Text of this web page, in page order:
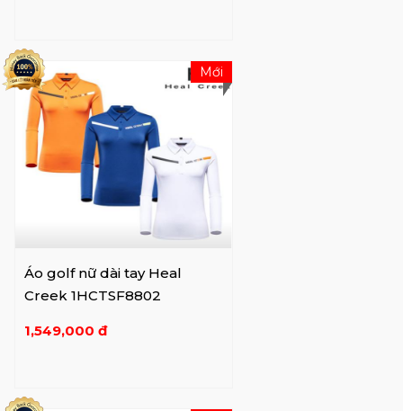
Áo golf nữ dài tay Heal
Creek 1HCTSF8802
1,549,000 đ
Mới